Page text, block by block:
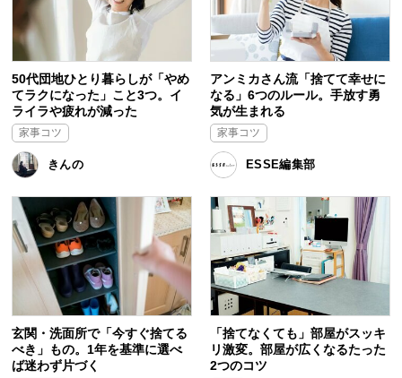
50代団地ひとり暮らしが「やめ
てラクになった」こと3つ。イ
ライラや疲れが減った
家事コツ
きんの
アンミカさん流「捨てて幸せに
なる」6つのルール。手放す勇
気が生まれる
家事コツ
ESSE編集部
玄関・洗面所で「今すぐ捨てる
べき」もの。1年を基準に選べ
ば迷わず片づく
「捨てなくても」部屋がスッキ
リ激変。部屋が広くなるたった
2つのコツ